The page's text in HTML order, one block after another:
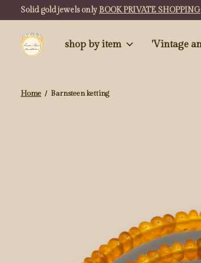
Solid gold jewels onlyBOOK PRIVATE SHOPPING
shop by item
Home / Barnsteen ketting